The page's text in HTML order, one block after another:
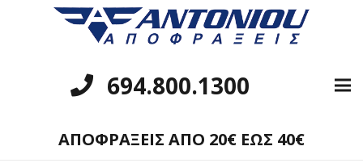
694.800.1300
ΑΠΟΦΡΑΞΕΙΣ ΑΠΟ 20€ ΕΩΣ 40€